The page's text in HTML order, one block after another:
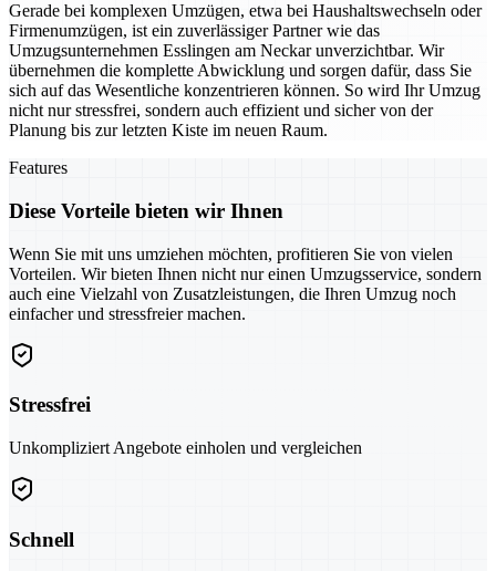
Gerade bei komplexen Umzügen, etwa bei Haushaltswechseln oder
Firmenumzügen, ist ein zuverlässiger Partner wie das
Umzugsunternehmen Esslingen am Neckar unverzichtbar. Wir
übernehmen die komplette Abwicklung und sorgen dafür, dass Sie
sich auf das Wesentliche konzentrieren können. So wird Ihr Umzug
nicht nur stressfrei, sondern auch effizient und sicher von der
Planung bis zur letzten Kiste im neuen Raum.
Features
Diese Vorteile bieten wir Ihnen
Wenn Sie mit uns umziehen möchten, profitieren Sie von vielen
Vorteilen. Wir bieten Ihnen nicht nur einen Umzugsservice, sondern
auch eine Vielzahl von Zusatzleistungen, die Ihren Umzug noch
einfacher und stressfreier machen.
Stressfrei
Unkompliziert Angebote einholen und vergleichen
Schnell